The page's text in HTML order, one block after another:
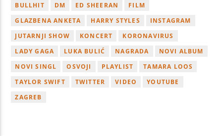
BULLHIT
DM ED SHEERAN
FILM
GLAZBENA ANKETA
HARRY STYLES
INSTAGRAM
JUTARNJI SHOW
KONCERT
KORONAVIRUS
LADY GAGA
LUKA BULIĆ NAGRADA
NOVI ALBUM
NOVI SINGL
OSVOJI PLAYLIST
TAMARA LOOS
TAYLOR SWIFT
TWITTER VIDEO
YOUTUBE
ZAGREB